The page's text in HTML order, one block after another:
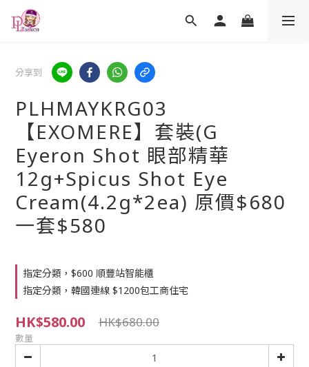
分享到
PLHMAYKRG03
【EXOMERE】套裝(G
Eyeron Shot 眼部精華
12g+Spicus Shot Eye
Cream(4.2g*2ea) 原價$680
一套$580
指定分類，$600 順豐站智能櫃
指定分類，韓國連線 $1200包工商住宅
HK$580.00 HK$680.00
數量